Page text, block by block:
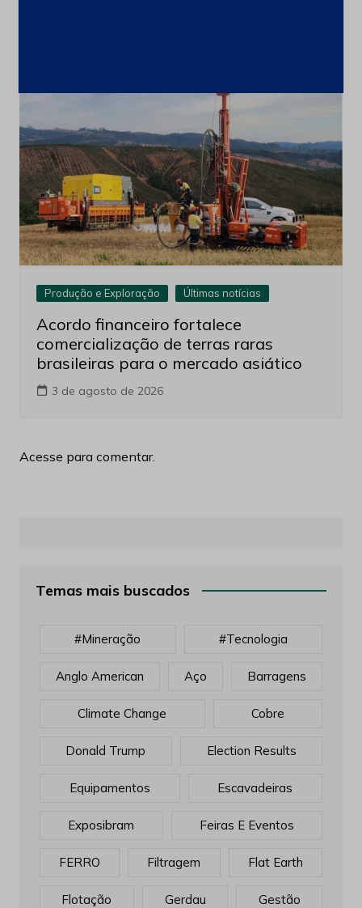
Produção e Exploração Últimas notícias
Acordo financeiro fortalece
comercialização de terras raras
brasileiras para o mercado asiático
3 de agosto de 2026
Acesse para comentar.
Temas mais buscados
#mineração #tecnologia
Anglo American Aço Barragens
Climate Change Cobre
Donald Trump Election Results
Equipamentos Escavadeiras
Exposibram Feiras E Eventos
FERRO Filtragem Flat Earth
Flotação Gerdau Gestão